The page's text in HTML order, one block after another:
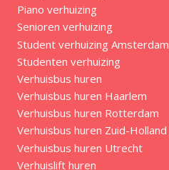
Piano verhuizing
Senioren verhuizing
Student verhuizing Amsterdam
Studenten verhuizing
Verhuisbus huren
Verhuisbus huren Haarlem
Verhuisbus huren Rotterdam
Verhuisbus huren Zuid-Holland
Verhuisbus huren Utrecht
Verhuislift huren